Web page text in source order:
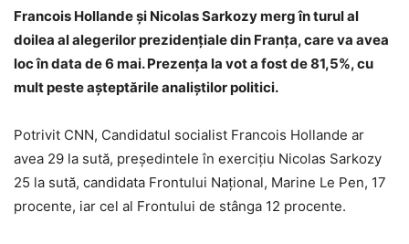
Francois Hollande şi Nicolas Sarkozy merg în turul al
doilea al alegerilor prezidenţiale din Franţa, care va avea
loc în data de 6 mai. Prezenţa la vot a fost de 81,5%, cu
mult peste aşteptările analiştilor politici.
Potrivit CNN, Candidatul socialist Francois Hollande ar
avea 29 la sută, preşedintele în exerciţiu Nicolas Sarkozy
25 la sută, candidata Frontului Naţional, Marine Le Pen, 17
procente, iar cel al Frontului de stânga 12 procente.